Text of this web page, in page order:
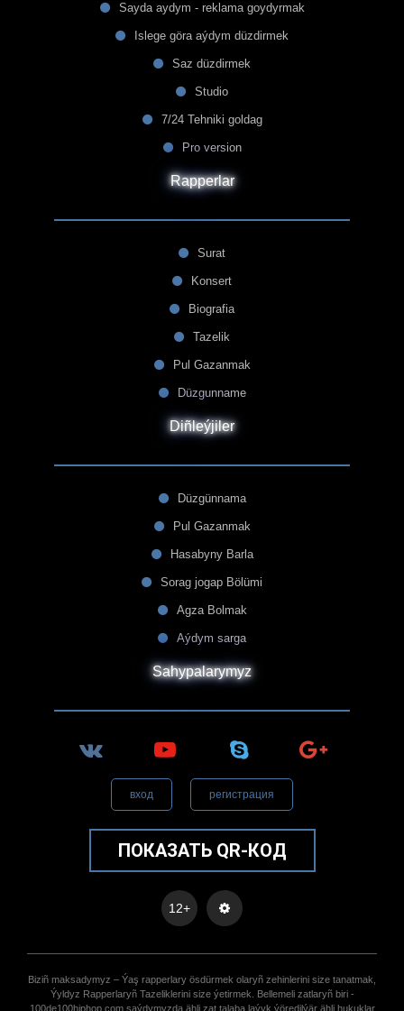
Sayda aydym - reklama goydyrmak
Islege göra aýdym düzdirmek
Saz düzdirmek
Studio
7/24 Tehniki goldag
Pro version
Rapperlar
Surat
Konsert
Biografia
Tazelik
Pul Gazanmak
Düzgunname
Diñleýjiler
Düzgünnama
Pul Gazanmak
Hasabyny Barla
Sorag jogap Bölümi
Agza Bolmak
Aýdym sarga
Sahypalarymyz
вход регистрация
ПОКАЗАТЬ QR-КОД
12+
Biziñ maksadymyz – Ýaş rapperlary ösdürmek olaryñ zehinlerini size tanatmak,
Ýyldyz Rapperlaryñ Tazeliklerini size ýetirmek. Bellemeli zatlaryñ biri -
100de100hiphop.com saýdymyzda ähli zat talaba laýyk ýöredilýär ähli hukuklar